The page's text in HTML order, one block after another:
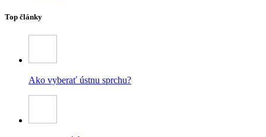
Top články
Ako vyberať ústnu sprchu?